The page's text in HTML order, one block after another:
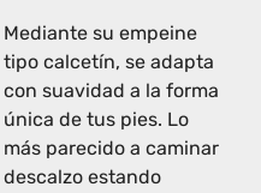
Mediante su empeine
tipo calcetín, se adapta
con suavidad a la forma
única de tus pies. Lo
más parecido a caminar
descalzo estando